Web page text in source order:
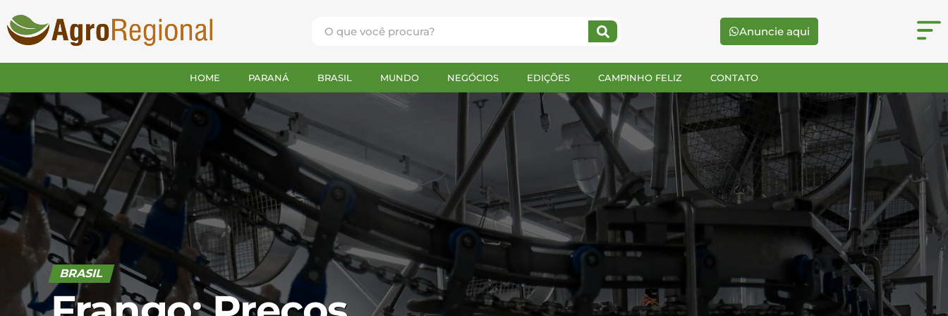
Anuncie aqui
HOME PARANÁ BRASIL MUNDO NEGÓCIOS EDIÇÕES CAMPINHO FELIZ CONTATO
BRASIL